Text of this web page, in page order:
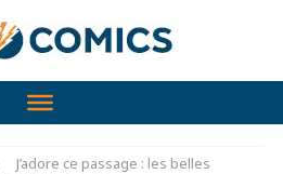
J’adore ce passage : les belles